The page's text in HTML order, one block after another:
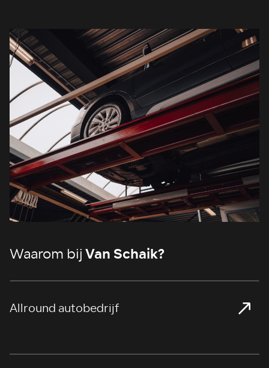
Waarom bijVan Schaik?
Allround autobedrijf